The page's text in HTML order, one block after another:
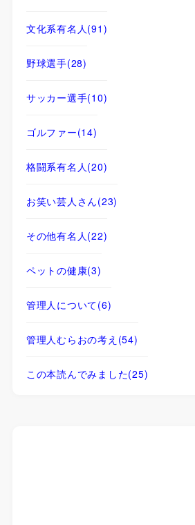
文化系有名人(91)
野球選手(28)
サッカー選手(10)
ゴルファー(14)
格闘系有名人(20)
お笑い芸人さん(23)
その他有名人(22)
ペットの健康(3)
管理人について(6)
管理人むらおの考え (54)
この本読んでみました(25)